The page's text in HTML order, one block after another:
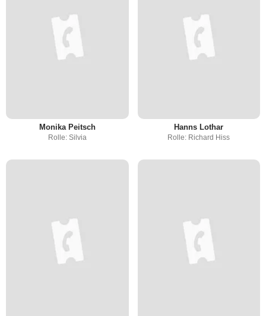
Monika Peitsch
Rolle: Silvia
Hanns Lothar
Rolle: Richard Hiss